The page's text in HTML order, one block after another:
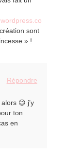
sont
» !
Répondre
😉 j’y
ton
en